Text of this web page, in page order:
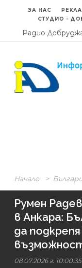
ЗА НАС
СТУДИО -
Радио
Начало >
Румен
в Анкара:
да
08.07.2026 г. 10:00:35